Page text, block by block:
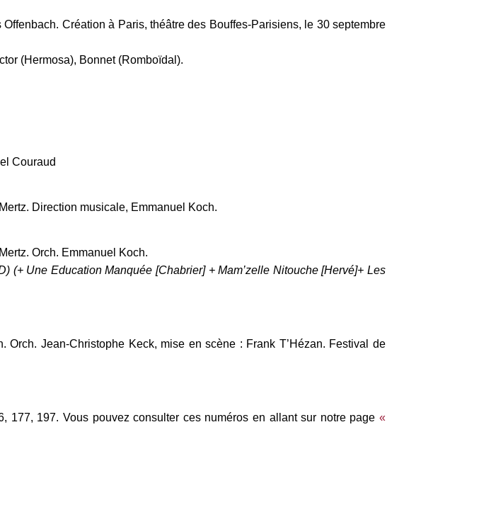
Création à Paris, théâtre des Bouffes-Parisiens, le 30 septembre
(Hermosa), Bonnet (Romboïdal).
Couraud
Direction musicale, Emmanuel Koch.
Orch. Emmanuel Koch.
(+ Une Education Manquée [Chabrier] + Mam’zelle Nitouche [Hervé]+ Les
Orch. Jean-Christophe Keck, mise en scène : Frank T’Hézan. Festival de
177, 197. Vous pouvez consulter ces numéros en allant sur notre page«